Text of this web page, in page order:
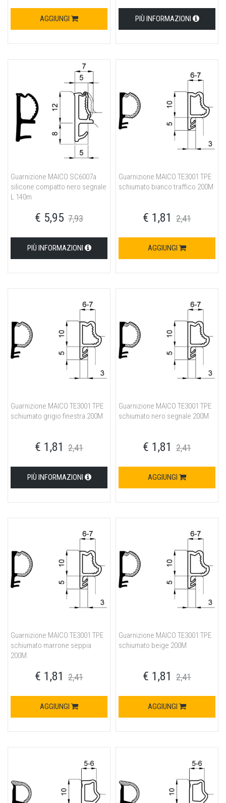
AGGIUNGI PIÙ INFORMAZIONI
Guarnizione MAICO SC6007a
silicone compatto nero segnale
L 140m
€ 5,95 7,93
PIÙ INFORMAZIONI
Guarnizione MAICO TE3001 TPE
schiumato bianco traffico 200M
€ 1,81 2,41
AGGIUNGI
Guarnizione MAICO TE3001 TPE
schiumato grigio finestra 200M
€ 1,81 2,41
PIÙ INFORMAZIONI
Guarnizione MAICO TE3001 TPE
schiumato nero segnale 200M
€ 1,81 2,41
AGGIUNGI
Guarnizione MAICO TE3001 TPE
schiumato marrone seppia
200M
€ 1,81 2,41
AGGIUNGI
Guarnizione MAICO TE3001 TPE
schiumato beige 200M
€ 1,81 2,41
AGGIUNGI